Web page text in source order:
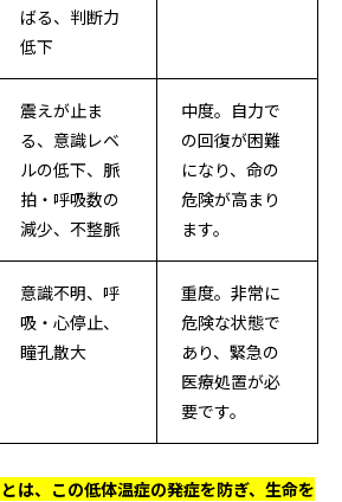
ばる、判断力
低下
震えが止ま
る、意識レベ
ルの低下、脈
拍・呼吸数の
減少、不整脈
中度。自力で
の回復が困難
になり、命の
危険が高まり
ます。
意識不明、呼
吸・心停止、
瞳孔散大
重度。非常に
危険な状態で
あり、緊急の
医療処置が必
要です。
は、この低体温症の発症を防ぎ、生命を